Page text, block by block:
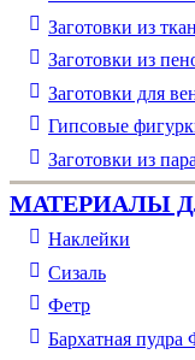
Заготовки из
Заготовки из
Заготовки для
Гипсовые
Заготовки из
МАТЕРИАЛЫ
Наклейки
Сизаль
Фетр
Бархатная пудра